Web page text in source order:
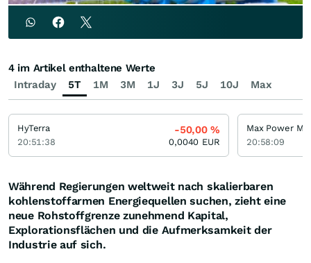
Während Regierungen weltweit nach skalierbaren
kohlenstoffarmen Energiequellen suchen, zieht eine
neue Rohstoffgrenze zunehmend Kapital,
Explorationsflächen und die Aufmerksamkeit der
Industrie auf sich.
Intraday 5T 1M 3M 1J 3J 5J 10J Max
4 im Artikel enthaltene Werte
HyTerra
20:51:38
-50,00%
0,0040 EUR
Max Power
20:58:09